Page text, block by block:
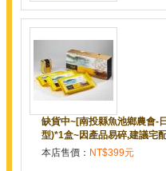
缺貨中~[南投縣魚池鄉農會-
型)*1盒~因產品易碎,建議宅
本店售價： NT$399元